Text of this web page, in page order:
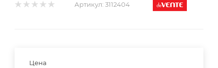
Артикул: 3112404
Цена